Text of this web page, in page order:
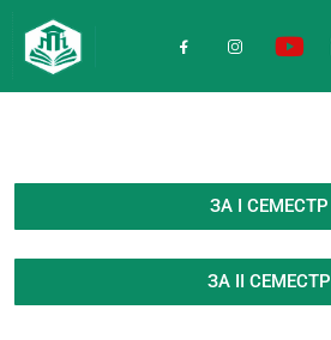
ЗА І СЕМЕСТР
ЗА ІI СЕМЕСТР